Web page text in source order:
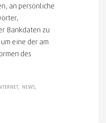
an persönliche
Bankdaten zu
eine der am
des
INTERNET
NEWS